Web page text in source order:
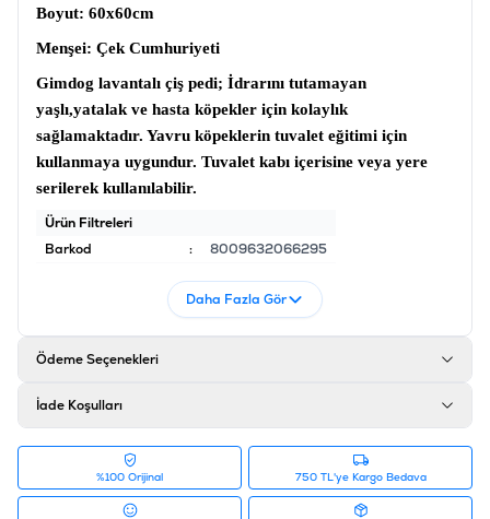
Boyut: 60x60cm
Menşei: Çek Cumhuriyeti
Gimdog lavantalı çiş pedi; İdrarını tutamayan
yaşlı,yatalak ve hasta köpekler için kolaylık
sağlamaktadır. Yavru köpeklerin tuvalet eğitimi için
kullanmaya uygundur. Tuvalet kabı içerisine veya yere
serilerek kullanılabilir.
Ürün Filtreleri
Barkod
:
8009632066295
Daha Fazla Gör
Ödeme Seçenekleri
İade Koşulları
%100 Orijinal 750 TL'ye Kargo Bedava